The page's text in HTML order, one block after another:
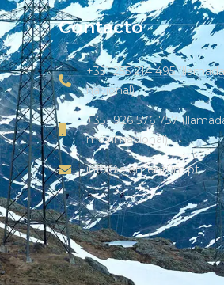
Contacto
+351 255 214 495
nacional)
+351 926 576 757
móvil nacional)
info@elementum.pt